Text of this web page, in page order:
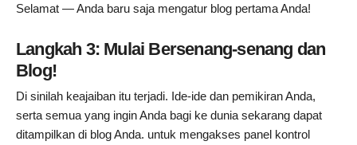
Selamat — Anda baru saja mengatur blog pertama Anda!
Langkah 3: Mulai Bersenang-senang dan
Blog!
Di sinilah keajaiban itu terjadi. Ide-ide dan pemikiran Anda,
serta semua yang ingin Anda bagi ke dunia sekarang dapat
ditampilkan di blog Anda. untuk mengakses panel kontrol